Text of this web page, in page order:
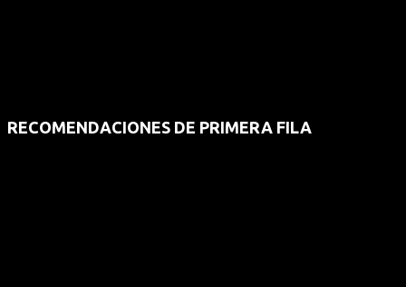
RECOMENDACIONES DE PRIMERA FILA